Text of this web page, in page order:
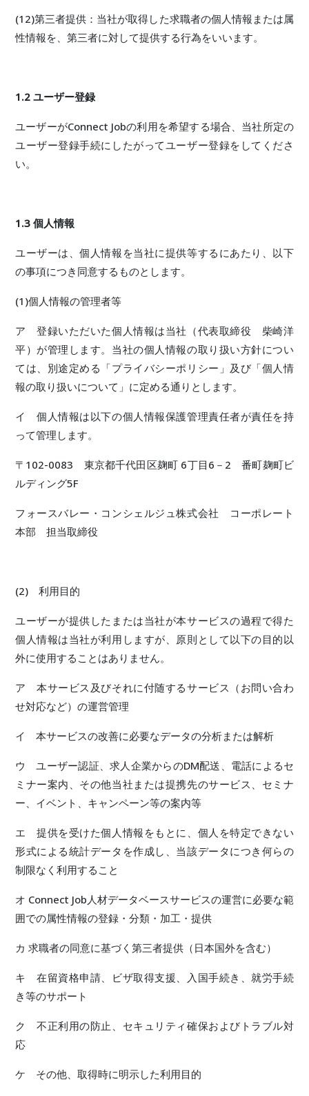
(12)第三者提供：当社が取得した求職者の個人情報または属
性情報を、第三者に対して提供する行為をいいます。
1.2 ユーザー登録
ユーザーがConnect Jobの利用を希望する場合、当社所定の
ユーザー登録手続にしたがってユーザー登録をしてくださ
い。
1.3 個人情報
ユーザーは、個人情報を当社に提供等するにあたり、以下
の事項につき同意するものとします。
(1)個人情報の管理者等
ア 登録いただいた個人情報は当社（代表取締役 柴崎洋
平）が管理します。当社の個人情報の取り扱い方針につい
ては、別途定める「プライバシーポリシー」及び「個人情
報の取り扱いについて」に定める通りとします。
イ 個人情報は以下の個人情報保護管理責任者が責任を持
って管理します。
〒102-0083 東京都千代田区麹町 6丁目6－2 番町麹町ビ
ルディング5F
フォースバレー・コンシェルジュ株式会社 コーポレート
本部 担当取締役
(2) 利用目的
ユーザーが提供したまたは当社が本サービスの過程で得た
個人情報は当社が利用しますが、原則として以下の目的以
外に使用することはありません。
ア 本サービス及びそれに付随するサービス（お問い合わ
せ対応など）の運営管理
イ 本サービスの改善に必要なデータの分析または解析
ウ ユーザー認証、求人企業からのDM配送、電話によるセ
ミナー案内、その他当社または提携先のサービス、セミナ
ー、イベント、キャンペーン等の案内等
エ 提供を受けた個人情報をもとに、個人を特定できない
形式による統計データを作成し、当該データにつき何らの
制限なく利用すること
オ Connect Job人材データベースサービスの運営に必要な範
囲での属性情報の登録・分類・加工・提供
カ 求職者の同意に基づく第三者提供（日本国外を含む）
キ 在留資格申請、ビザ取得支援、入国手続き、就労手続
き等のサポート
ク 不正利用の防止、セキュリティ確保およびトラブル対
応
ケ その他、取得時に明示した利用目的